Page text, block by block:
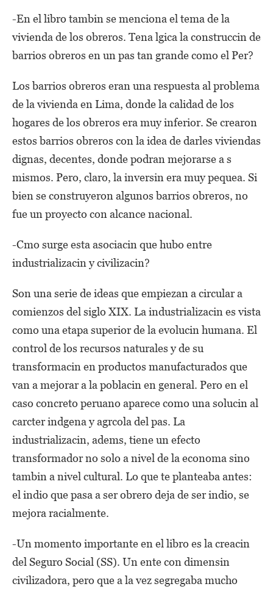
-En el libro tambin se menciona el tema de la
vivienda de los obreros. Tena lgica la construccin de
barrios obreros en un pas tan grande como el Per?
Los barrios obreros eran una respuesta al problema
de la vivienda en Lima, donde la calidad de los
hogares de los obreros era muy inferior. Se crearon
estos barrios obreros con la idea de darles viviendas
dignas, decentes, donde podran mejorarse a s
mismos. Pero, claro, la inversin era muy pequea. Si
bien se construyeron algunos barrios obreros, no
fue un proyecto con alcance nacional.
-Cmo surge esta asociacin que hubo entre
industrializacin y civilizacin?
Son una serie de ideas que empiezan a circular a
comienzos del siglo XIX. La industrializacin es vista
como una etapa superior de la evolucin humana. El
control de los recursos naturales y de su
transformacin en productos manufacturados que
van a mejorar a la poblacin en general. Pero en el
caso concreto peruano aparece como una solucin al
carcter indgena y agrcola del pas. La
industrializacin, adems, tiene un efecto
transformador no solo a nivel de la economa sino
tambin a nivel cultural. Lo que te planteaba antes:
el indio que pasa a ser obrero deja de ser indio, se
mejora racialmente.
-Un momento importante en el libro es la creacin
del Seguro Social (SS). Un ente con dimensin
civilizadora, pero que a la vez segregaba mucho